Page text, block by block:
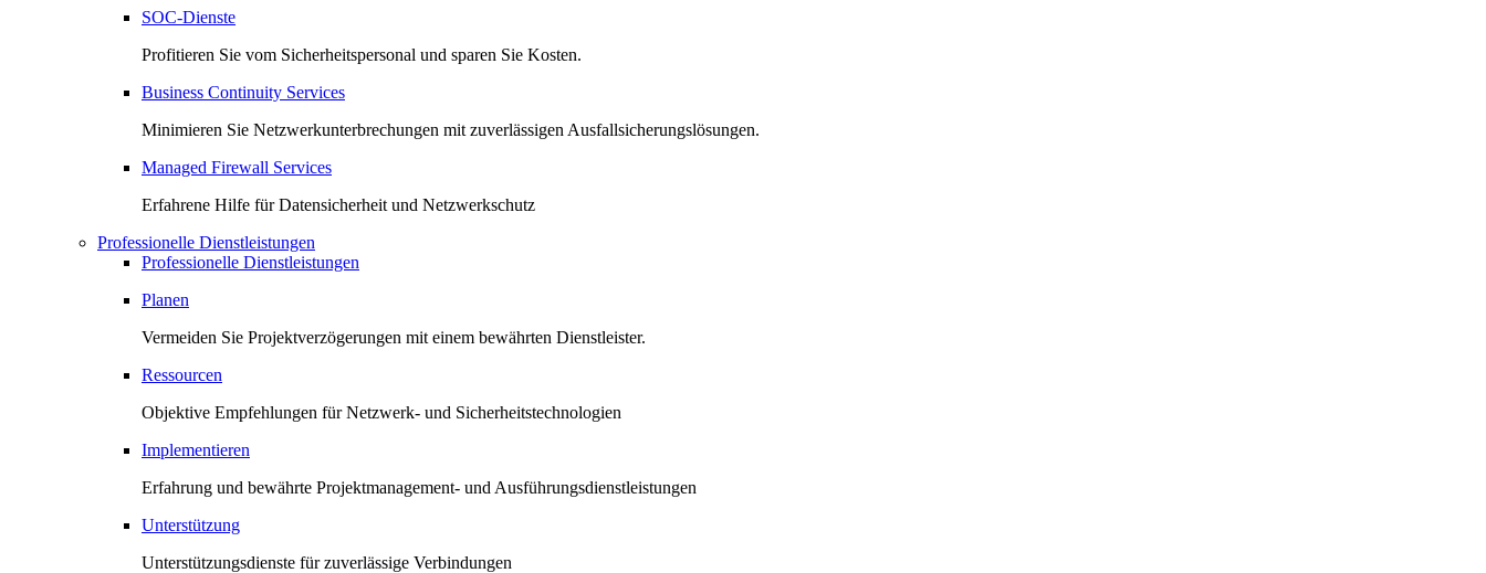
SOC-Dienste
Profitieren Sie vom Sicherheitspersonal und sparen Sie Kosten.
Business Continuity Services
Minimieren Sie Netzwerkunterbrechungen mit zuverlässigen Ausfallsicherungslösungen.
Managed Firewall Services
Erfahrene Hilfe für Datensicherheit und Netzwerkschutz
Professionelle Dienstleistungen
Professionelle Dienstleistungen
Planen
Vermeiden Sie Projektverzögerungen mit einem bewährten Dienstleister.
Ressourcen
Objektive Empfehlungen für Netzwerk- und Sicherheitstechnologien
Implementieren
Erfahrung und bewährte Projektmanagement- und Ausführungsdienstleistungen
Unterstützung
Unterstützungsdienste für zuverlässige Verbindungen